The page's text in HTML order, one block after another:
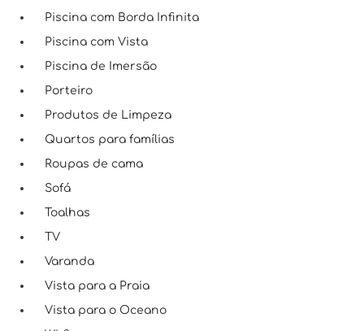
Piscina com Borda Infinita
Piscina com Vista
Piscina de Imersão
Porteiro
Produtos de Limpeza
Quartos para famílias
Roupas de cama
Sofá
Toalhas
TV
Varanda
Vista para a Praia
Vista para o Oceano